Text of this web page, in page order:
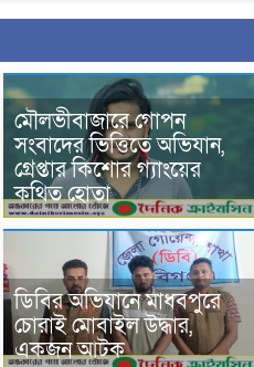
মৌলভীবাজারে গোপন
সংবাদের ভিত্তিতে অভিযান,
গ্রেপ্তার কিশোর গ্যাংয়ের
কথিত হোতা
ডিবির অভিযানে মাধবপুরে
চোরাই মোবাইল উদ্ধার,
একজন আটক